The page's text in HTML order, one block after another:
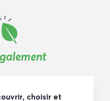
choisir et